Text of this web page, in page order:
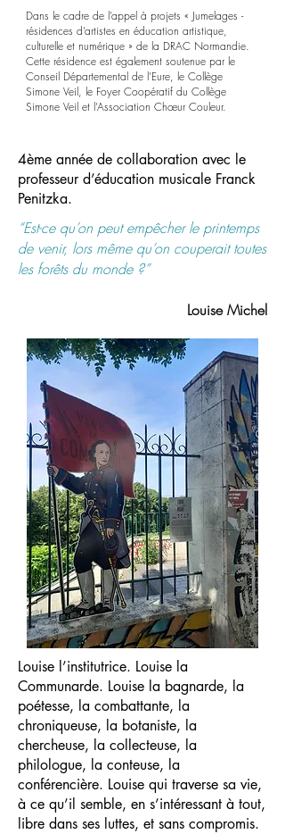
Dans le cadre de l’appel à projets « Jumelages -
résidences d’artistes en éducation artistique,
culturelle et numérique » de la DRAC Normandie.
Cette résidence est également soutenue par le
Conseil Départemental de l’Eure, le Collège
Simone Veil, le Foyer Coopératif du Collège
Simone Veil et l’Association Chœur Couleur.
4ème année de collaboration avec le
professeur d’éducation musicale Franck
Penitzka.
“Est-ce qu’on peut empêcher le printemps
de venir, lors même qu’on couperait toutes
les forêts du monde ?”
Louise Michel
Louise l’institutrice. Louise la
Communarde. Louise la bagnarde, la
poétesse, la combattante, la
chroniqueuse, la botaniste, la
chercheuse, la collecteuse, la
philologue, la conteuse, la
conférencière. Louise qui traverse sa vie,
à ce qu’il semble, en s’intéressant à tout,
libre dans ses luttes, et sans compromis.